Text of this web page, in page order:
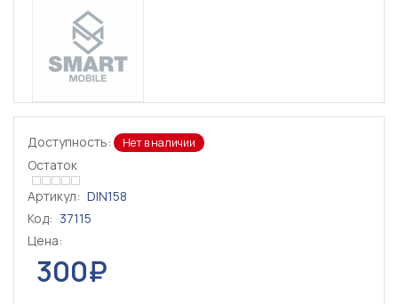
Доступность: Нет в наличии
Остаток
Артикул: DIN158
Код: 37115
Цена:
300₽